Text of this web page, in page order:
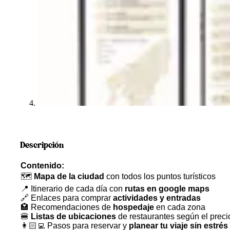
Descripción
Contenido:
🗺️ Mapa de la ciudad con todos los puntos turísticos
📍 Itinerario de cada día con rutas en google maps
🔗 Enlaces para comprar actividades y entradas
🏩 Recomendaciones de hospedaje en cada zona
🍔 Listas de ubicaciones de restaurantes según el
👩🏻‍💻 Pasos para reservar y planear tu viaje sin estrés